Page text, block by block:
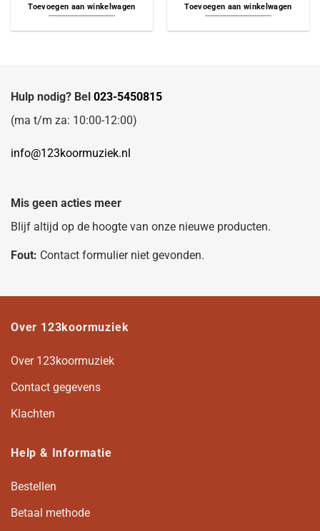
Toevoegen aan winkelwagen Toevoegen aan winkelwagen
Hulp nodig? Bel 023-5450815
(ma t/m za: 10:00-12:00)
info@123koormuziek.nl
Mis geen acties meer
Blijf altijd op de hoogte van onze nieuwe producten.
Fout: Contact formulier niet gevonden.
Over 123koormuziek
Over 123koormuziek
Contact gegevens
Klachten
Help & Informatie
Bestellen
Betaal methode